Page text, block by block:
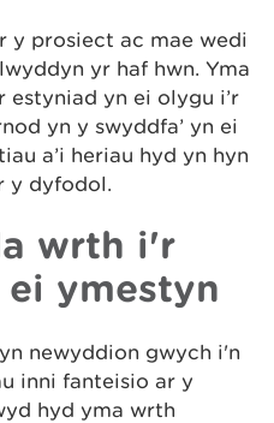
y prosiect ac mae wedi
yr haf hwn. Yma
estyniad yn ei olygu i’r
yn y swyddfa’ yn ei
a’i heriau hyd yn hyn
y dyfodol.
wrth i'r
ymestyn
newyddion gwych i'n
inni fanteisio ar y
hyd yma wrth